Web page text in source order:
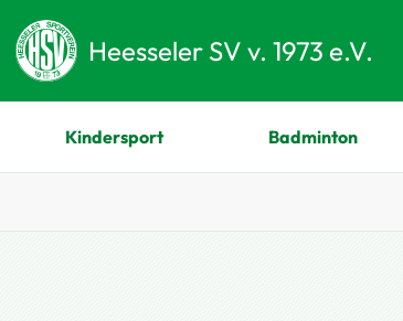
Heesseler SV v. 1973 e.V.
Kindersport Badminton